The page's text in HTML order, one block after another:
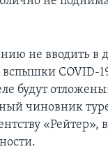
не вводить в
вспышки COVID-
будут
чиновник
«Рейтер»,